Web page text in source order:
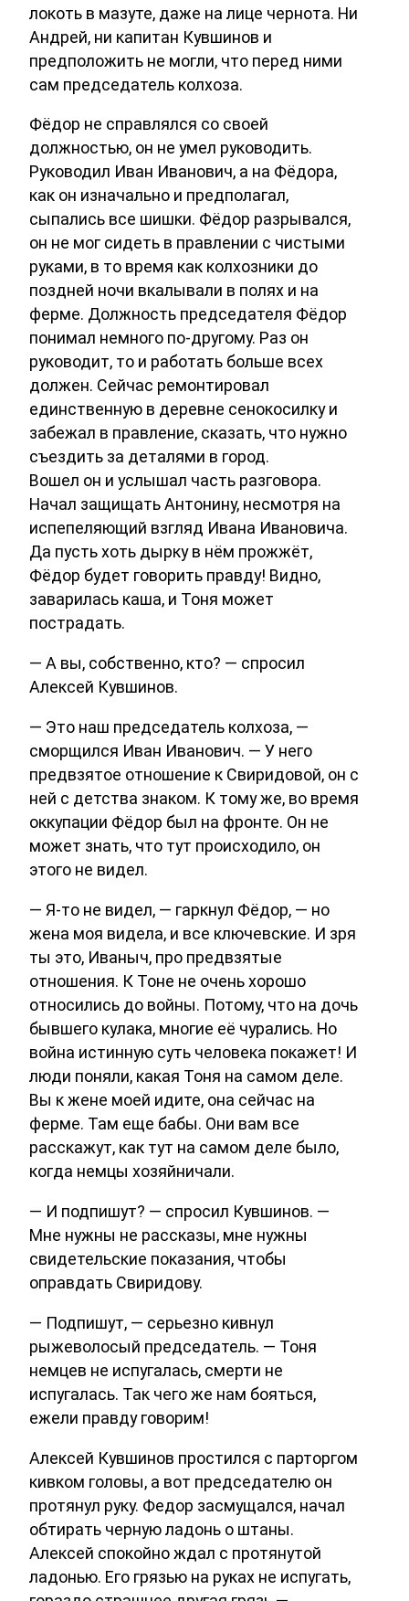
локоть в мазуте, даже на лице чернота. Ни
Андрей, ни капитан Кувшинов и
предположить не могли, что перед ними
сам председатель колхоза.
Фёдор не справлялся со своей
должностью, он не умел руководить.
Руководил Иван Иванович, а на Фёдора,
как он изначально и предполагал,
сыпались все шишки. Фёдор разрывался,
он не мог сидеть в правлении с чистыми
руками, в то время как колхозники до
поздней ночи вкалывали в полях и на
ферме. Должность председателя Фёдор
понимал немного по-другому. Раз он
руководит, то и работать больше всех
должен. Сейчас ремонтировал
единственную в деревне сенокосилку и
забежал в правление, сказать, что нужно
съездить за деталями в город.
Вошел он и услышал часть разговора.
Начал защищать Антонину, несмотря на
испепеляющий взгляд Ивана Ивановича.
Да пусть хоть дырку в нём прожжёт,
Фёдор будет говорить правду! Видно,
заварилась каша, и Тоня может
пострадать.
— А вы, собственно, кто? — спросил
Алексей Кувшинов.
— Это наш председатель колхоза, —
сморщился Иван Иванович. — У него
предвзятое отношение к Свиридовой, он с
ней с детства знаком. К тому же, во время
оккупации Фёдор был на фронте. Он не
может знать, что тут происходило, он
этого не видел.
— Я-то не видел, — гаркнул Фёдор, — но
жена моя видела, и все ключевские. И зря
ты это, Иваныч, про предвзятые
отношения. К Тоне не очень хорошо
относились до войны. Потому, что на дочь
бывшего кулака, многие её чурались. Но
война истинную суть человека покажет! И
люди поняли, какая Тоня на самом деле.
Вы к жене моей идите, она сейчас на
ферме. Там еще бабы. Они вам все
расскажут, как тут на самом деле было,
когда немцы хозяйничали.
— И подпишут? — спросил Кувшинов. —
Мне нужны не рассказы, мне нужны
свидетельские показания, чтобы
оправдать Свиридову.
— Подпишут, — серьезно кивнул
рыжеволосый председатель. — Тоня
немцев не испугалась, смерти не
испугалась. Так чего же нам бояться,
ежели правду говорим!
Алексей Кувшинов простился с парторгом
кивком головы, а вот председателю он
протянул руку. Федор засмущался, начал
обтирать черную ладонь о штаны.
Алексей спокойно ждал с протянутой
ладонью. Его грязью на руках не испугать,